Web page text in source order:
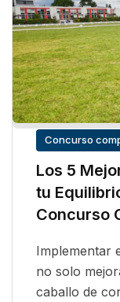
Concurso
Los 5
tu
Concurso
Implementar
no solo
caballo de